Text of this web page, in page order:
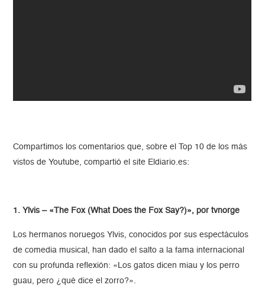
Compartimos los comentarios que, sobre el Top 10 de los más
vistos de Youtube, compartió el site Eldiario.es:
1. Ylvis – «The Fox (What Does the Fox Say?)», por tvnorge
Los hermanos noruegos Ylvis, conocidos por sus espectáculos
de comedia musical, han dado el salto a la fama internacional
con su profunda reflexión: «Los gatos dicen miau y los perro
guau, pero ¿qué dice el zorro?».